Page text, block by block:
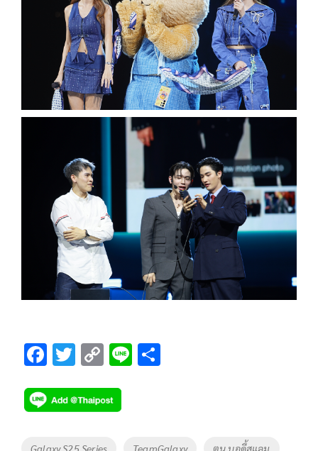
F
e
b
o
T
tt
er
C
p
y
Li
Li
Tags
Galaxy S25 Series TeamGalaxy ตูน บอดี้สแลม